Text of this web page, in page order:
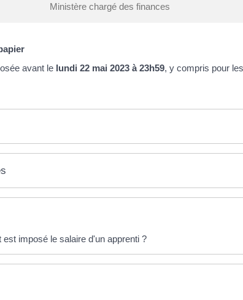
Ministère chargé des finances
avant le lundi 22 mai 2023 à 23h59, y compris pour
imposé le salaire d'un apprenti ?